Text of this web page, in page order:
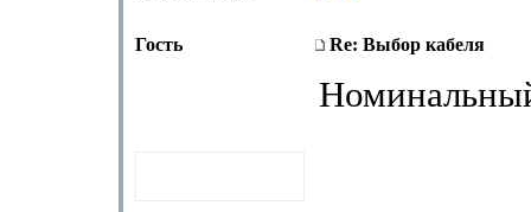
Гость Re: Выбор кабеля